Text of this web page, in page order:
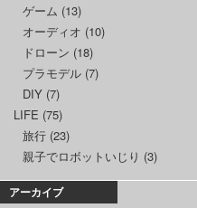
ゲーム (13)
オーディオ (10)
ドローン (18)
プラモデル (7)
DIY (7)
LIFE (75)
旅行 (23)
親子でロボットいじり (3)
アーカイブ